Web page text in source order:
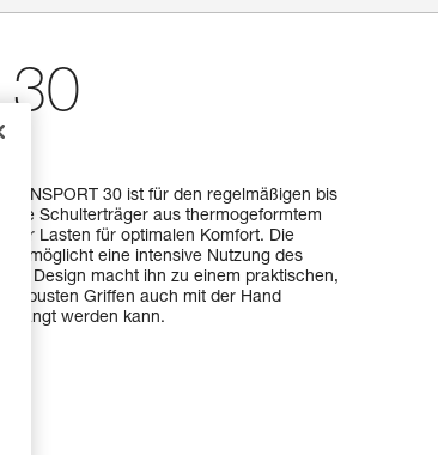
30
30 ist für den regelmäßigen bis
die Schulterträger aus thermogeformtem
Lasten für optimalen Komfort. Die
ermöglicht eine intensive Nutzung des
Design macht ihn zu einem praktischen,
robusten Griffen auch mit der Hand
werden kann.